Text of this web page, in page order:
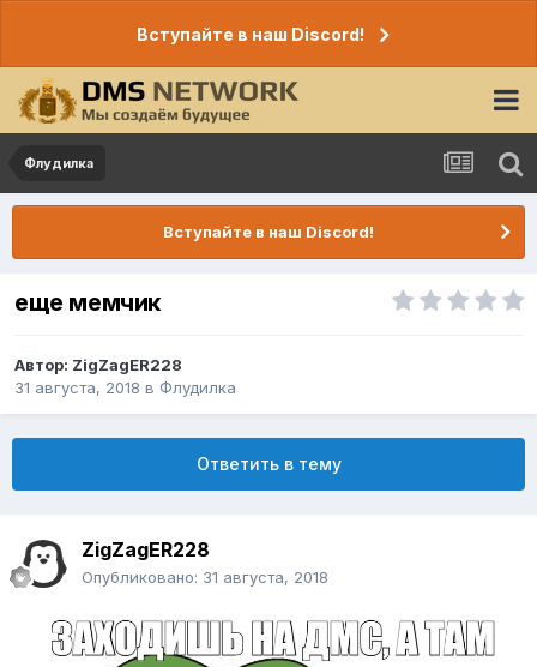
Вступайте в наш Discord!
Флудилка
Вступайте в наш Discord!
еще мемчик
Автор: ZigZagER228
31 августа, 2018 в Флудилка
Ответить в тему
ZigZagER228
Опубликовано: 31 августа, 2018